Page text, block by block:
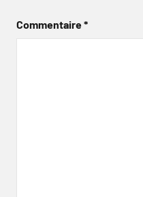
Commentaire*